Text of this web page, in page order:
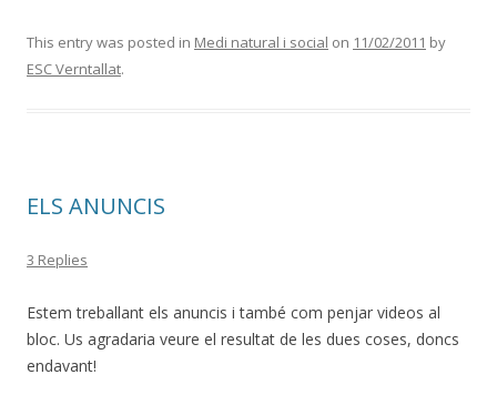
This entry was posted in Medi natural i social on 11/02/2011 by
ESC Verntallat.
ELS ANUNCIS
3 Replies
Estem treballant els anuncis i també com penjar videos al
bloc. Us agradaria veure el resultat de les dues coses, doncs
endavant!